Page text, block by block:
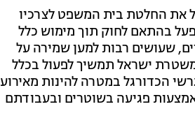
את החלטת בית המשפט לצרכיו
בהתאם לחוק תוך מימוש כלל
שעושים רבות למען שמירה על
ישראל תמשיך לפעול בכלל
הכדורגל במטרה להינות מאירוע
פגיעה בשוטרים ובעבודתם